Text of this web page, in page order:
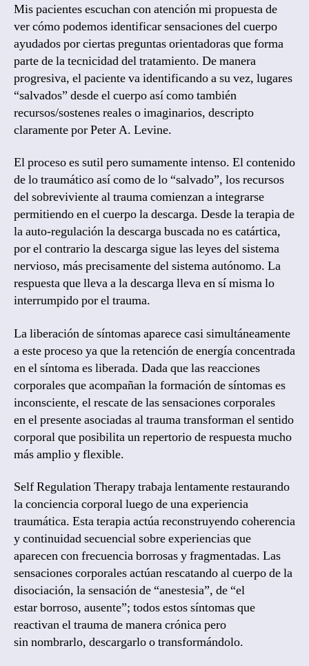
Mis pacientes escuchan con atención mi propuesta de
ver cómo podemos identificar sensaciones del cuerpo
ayudados por ciertas preguntas orientadoras que forma
parte de la tecnicidad del tratamiento. De manera
progresiva, el paciente va identificando a su vez, lugares
“salvados” desde el cuerpo así como también
recursos/sostenes reales o imaginarios, descripto
claramente por Peter A. Levine.
El proceso es sutil pero sumamente intenso. El contenido
de lo traumático así como de lo “salvado”, los recursos
del sobreviviente al trauma comienzan a integrarse
permitiendo en el cuerpo la descarga. Desde la terapia de
la auto-regulación la descarga buscada no es catártica,
por el contrario la descarga sigue las leyes del sistema
nervioso, más precisamente del sistema autónomo. La
respuesta que lleva a la descarga lleva en sí misma lo
interrumpido por el trauma.
La liberación de síntomas aparece casi simultáneamente
a este proceso ya que la retención de energía concentrada
en el síntoma es liberada. Dada que las reacciones
corporales que acompañan la formación de síntomas es
inconsciente, el rescate de las sensaciones corporales
en el presente asociadas al trauma transforman el sentido
corporal que posibilita un repertorio de respuesta mucho
más amplio y flexible.
Self Regulation Therapy trabaja lentamente restaurando
la conciencia corporal luego de una experiencia
traumática. Esta terapia actúa reconstruyendo coherencia
y continuidad secuencial sobre experiencias que
aparecen con frecuencia borrosas y fragmentadas. Las
sensaciones corporales actúan rescatando al cuerpo de la
disociación, la sensación de “anestesia”, de “el
estar borroso, ausente”; todos estos síntomas que
reactivan el trauma de manera crónica pero
sin nombrarlo, descargarlo o transformándolo.